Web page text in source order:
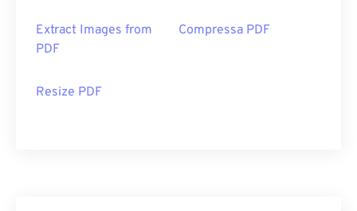
Extract Images from
PDF
Compressa PDF
Resize PDF